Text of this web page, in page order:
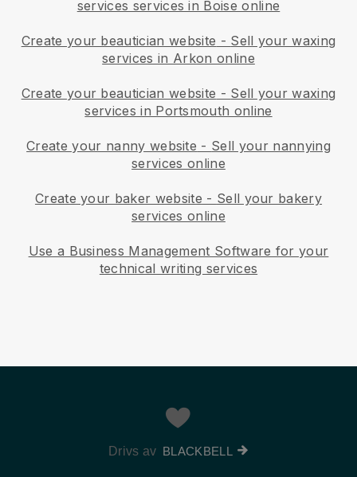
services services in Boise online
Create your beautician website - Sell your waxing
services in Arkon online
Create your beautician website - Sell your waxing
services in Portsmouth online
Create your nanny website - Sell your nannying
services online
Create your baker website - Sell your bakery
services online
Use a Business Management Software for your
technical writing services
Drivs av BLACKBELL